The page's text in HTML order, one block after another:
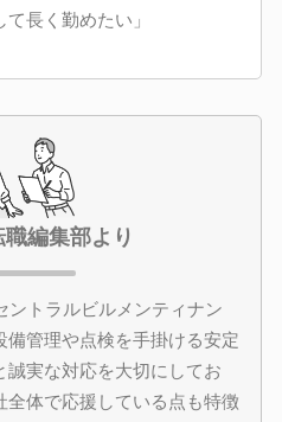
長く勤めたい」
編集部より
ントラルビルメンティナン
備管理や点検を手掛ける安定
誠実な対応を大切にしてお
全体で応援している点も特徴